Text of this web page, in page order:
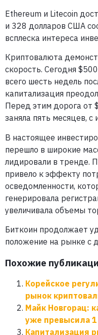
Ethereum и Litecoin
и 328 долларов США
всплеска интереса
Криптовалюта
скорость. Сегодня
всего шесть недель
капитализация
Перед этим дорога от
заняла пять месяцев, с
В настоящее
перешло в широкие
лидировали в тренде.
привело к эффекту
осведомленности,
генерировала
увеличивала объемы
Биткоин продолжает
положение на рынке с
Похожие
Корейское
рынок
Майк Новгорац:
уже превысила
Капитализация